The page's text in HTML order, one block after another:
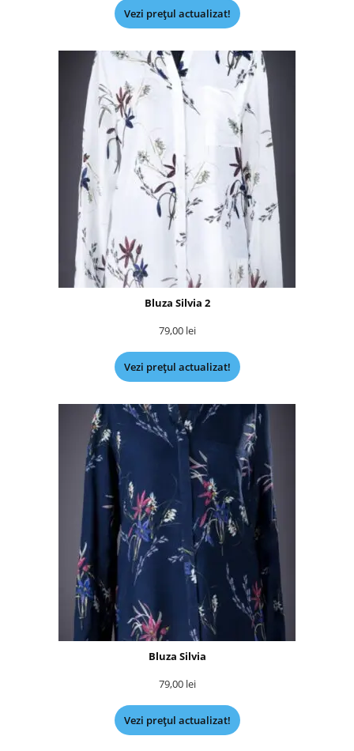
Vezi prețul actualizat!
Bluza Silvia 2
79,00 lei
Vezi prețul actualizat!
Bluza Silvia
79,00 lei
Vezi prețul actualizat!